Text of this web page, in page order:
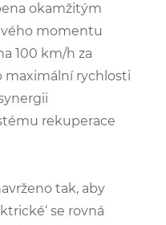
okamžitým
momentu
100 km/h za
maximální rychlosti
rekuperace
tak, aby
se rovná